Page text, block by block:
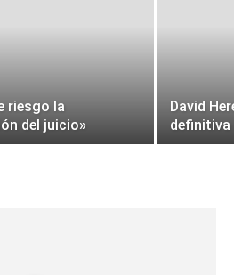
riesgo la
del juicio»
David
definitiva